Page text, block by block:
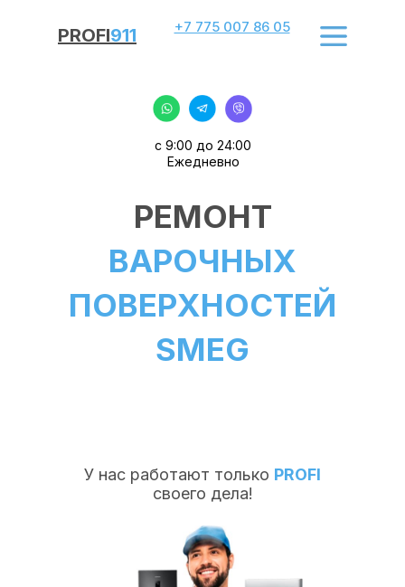
PROFI911 +7 775 007 86 05
РЕМОНТ
ВАРОЧНЫХ
ПОВЕРХНОСТЕЙ
SMEG
У нас работают только PROFI
своего дела!
с 9:00 до 24:00
Ежедневно